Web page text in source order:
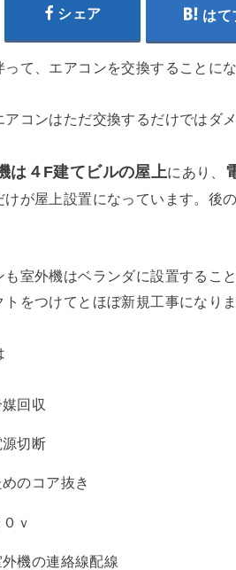
シェア はて
て、エアコンを交換することにな
コンはただ交換するだけではダメ
は４F建てビルの屋上にあり、
けが屋上設置になっています。後
室外機はベランダに設置するこ
をつけてとほぼ新規工事になりま
回収
切断
のコア抜き
ｖ
機の連絡線配線